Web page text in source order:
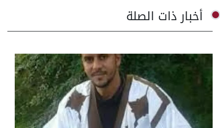
أخبار ذات الصلة